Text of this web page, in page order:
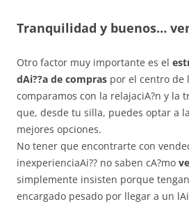
Tranquilidad y buenos…
Otro factor muy importante es el
dAi??a de compras por el centro de
comparamos con la relajaciA?n y la
que, desde tu silla, puedes optar a
mejores opciones.
No tener que encontrarte con
inexperienciaAi?? no saben cA?mo
simplemente insisten porque
encargado pesado por llegar a un